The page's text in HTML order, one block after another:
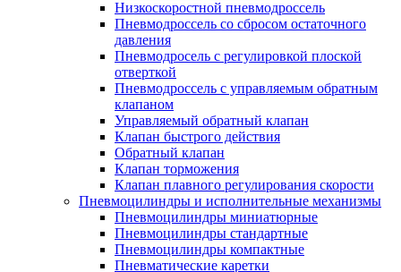
Низкоскоростной пневмодроссель
Пневмодроссель со сбросом остаточного
давления
Пневмодросель с регулировкой плоской
отверткой
Пневмодроссель с управляемым обратным
клапаном
Управляемый обратный клапан
Клапан быстрого действия
Обратный клапан
Клапан торможения
Клапан плавного регулирования скорости
Пневмоцилиндры и исполнительные механизмы
Пневмоцилиндры миниатюрные
Пневмоцилиндры стандартные
Пневмоцилиндры компактные
Пневматические каретки